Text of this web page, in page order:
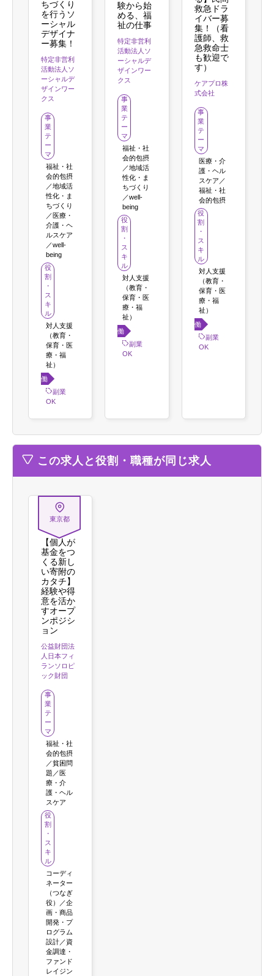
ちづくり
を行うソ
ーシャル
デザイナ
ー募集！
特定非営利
活動法人ソ
ーシャルデ
ザインワー
クス
事
業
テ
ー
マ
福祉・社
会的包摂
／地域活
性化・ま
ちづくり
／医療・
介護・ヘ
ルスケア
／well-
being
役
割
・
ス
キ
ル
対人支援
（教育・
保育・医
療・福
祉）
働き
方 副業
OK
験から始
める、福
祉の仕事
特定非営利
活動法人ソ
ーシャルデ
ザインワー
クス
事
業
テ
ー
マ
福祉・社
会的包摂
／地域活
性化・ま
ちづくり
／well-
being
役
割
・
ス
キ
ル
対人支援
（教育・
保育・医
療・福
祉）
働き
方副業
OK
救急ドラ
イバー募
集！（看
護師、救
急救命士
も歓迎で
す）
ケアプロ株
式会社
事
業
テ
ー
マ
医療・介
護・ヘル
スケア／
福祉・社
会的包摂
役
割
・
ス
キ
ル
対人支援
（教育・
保育・医
療・福
祉）
働き
方副業
OK
この求人と役割・職種が同じ求人
東京都
【個人が
基金をつ
くる新し
い寄附の
カタチ】
経験や得
意を活か
すオープ
ンポジシ
ョン
公益財団法
人日本フィ
ランソロピ
ック財団
事
業
テ
ー
マ
福祉・社
会的包摂
／貧困問
題／医
療・介
護・ヘル
スケア
役
割
・
ス
キ
ル
コーディ
ネーター
（つなぎ
役）／企
画・商品
開発・プ
ログラム
設計／資
金調達・
ファンド
レイジン